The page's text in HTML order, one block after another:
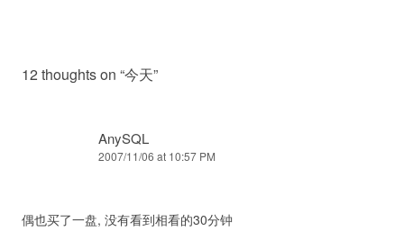
12 thoughts on “今天”
AnySQL
2007/11/06 at 10:57 PM
偶也买了一盘, 没有看到相看的30分钟